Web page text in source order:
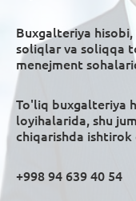
Buxgalteriya
soliqlar va soliqqa
menejment
To'liq buxgalteriya
loyihalarida, shu
chiqarishda ishtirok
+998 94 639 40 54